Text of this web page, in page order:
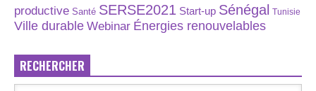
productive Santé SERSE2021 Start-up Sénégal Tunisie
Ville durable Webinar Énergies renouvelables
RECHERCHER